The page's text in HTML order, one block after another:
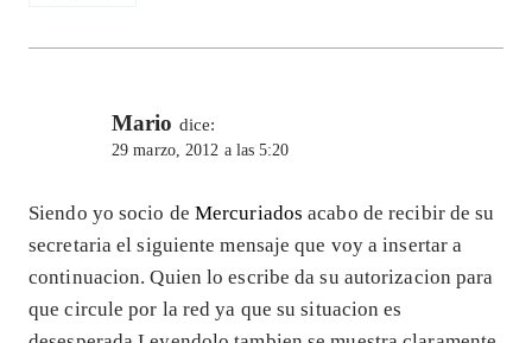
Mario dice:
29 marzo, 2012 a las 5:20
Siendo yo socio de Mercuriadosacabo de recibir de su
secretaria el siguiente mensaje que voy a insertar a
continuacion. Quien lo escribe da su autorizacion para
que circule por la red ya que su situacion es